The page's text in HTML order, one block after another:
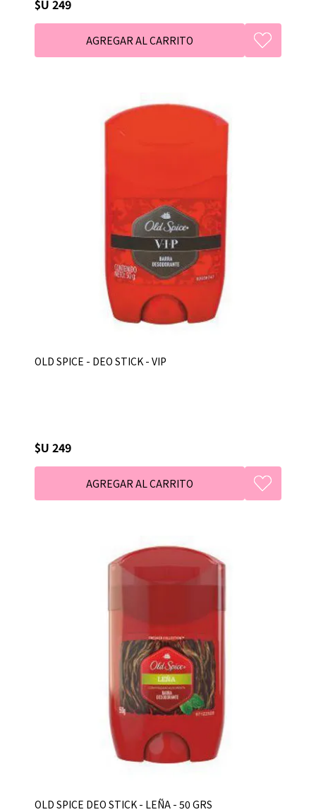
$U 249
OLD SPICE - DEO STICK - VIP
$U 249
OLD SPICE DEO STICK - LEÑA - 50 GRS